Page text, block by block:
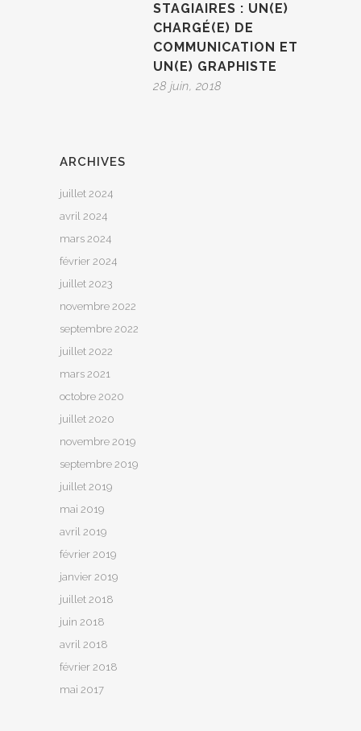
STAGIAIRES : UN(E)
CHARGÉ(E) DE
COMMUNICATION ET
UN(E) GRAPHISTE
28 juin, 2018
ARCHIVES
juillet 2024
avril 2024
mars 2024
février 2024
juillet 2023
novembre 2022
septembre 2022
juillet 2022
mars 2021
octobre 2020
juillet 2020
novembre 2019
septembre 2019
juillet 2019
mai 2019
avril 2019
février 2019
janvier 2019
juillet 2018
juin 2018
avril 2018
février 2018
mai 2017